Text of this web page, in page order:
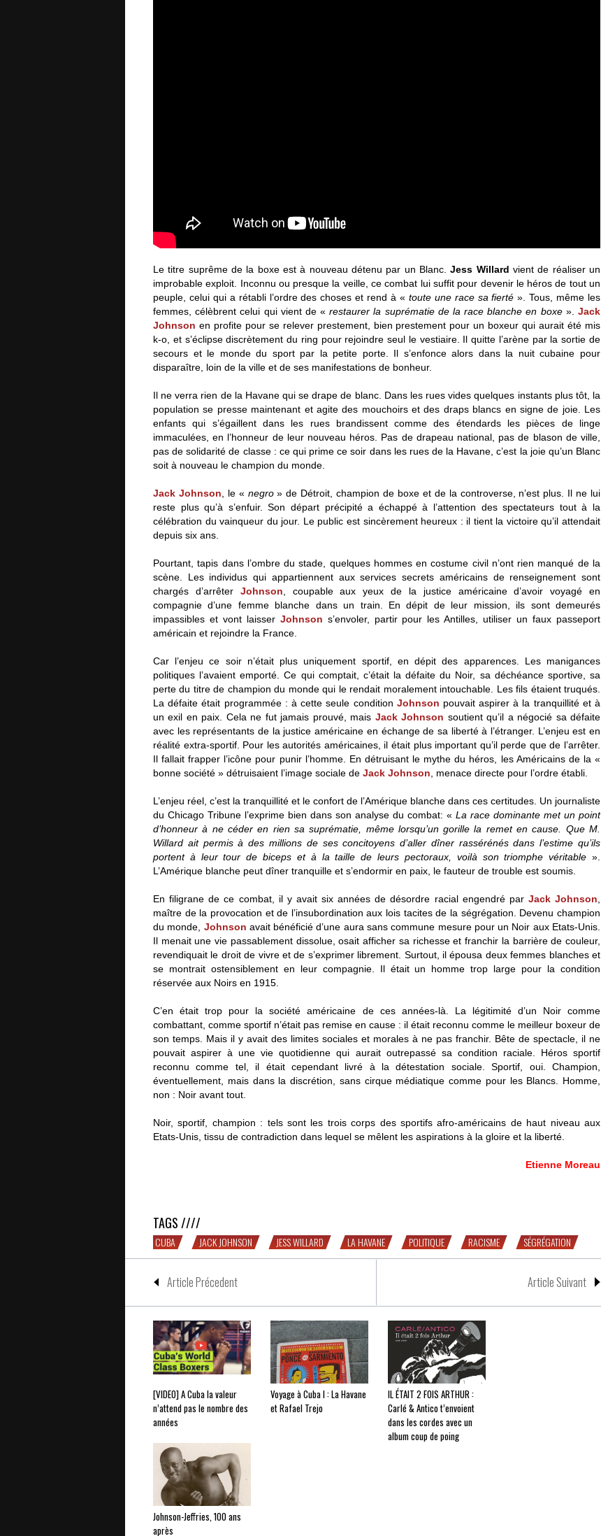
Le titre suprême de la boxe est à nouveau détenu par un Blanc.Jess Willard vient de réaliser un
improbable exploit. Inconnu ou presque la veille, ce combat lui suffit pour devenir le héros de tout un
peuple, celui qui a rétabli l’ordre des choses et rend à « toute une race sa fierté ». Tous, même les
femmes, célèbrent celui qui vient de «restaurer la suprématie de la race blanche en boxe».Jack
Johnson en profite pour se relever prestement, bien prestement pour un boxeur qui aurait été mis
k-o, et s’éclipse discrètement du ring pour rejoindre seul le vestiaire. Il quitte l’arène par la sortie de
secours et le monde du sport par la petite porte. Il s’enfonce alors dans la nuit cubaine pour
disparaître, loin de la ville et de ses manifestations de bonheur.
Il ne verra rien de la Havane qui se drape de blanc. Dans les rues vides quelques instants plus tôt, la
population se presse maintenant et agite des mouchoirs et des draps blancs en signe de joie. Les
enfants qui s’égaillent dans les rues brandissent comme des étendards les pièces de linge
immaculées, en l’honneur de leur nouveau héros. Pas de drapeau national, pas de blason de ville,
pas de solidarité de classe : ce qui prime ce soir dans les rues de la Havane, c’est la joie qu’un Blanc
soit à nouveau le champion du monde.
Jack Johnson , le « negro» de Détroit, champion de boxe et de la controverse, n’est plus. Il ne lui
reste plus qu’à s’enfuir. Son départ précipité a échappé à l’attention des spectateurs tout à la
célébration du vainqueur du jour. Le public est sincèrement heureux : il tient la victoire qu’il attendait
depuis six ans.
Pourtant, tapis dans l’ombre du stade, quelques hommes en costume civil n’ont rien manqué de la
scène. Les individus qui appartiennent aux services secrets américains de renseignement sont
chargés d’arrêter Johnson , coupable aux yeux de la justice américaine d’avoir voyagé en
compagnie d’une femme blanche dans un train. En dépit de leur mission, ils sont demeurés
impassibles et vont laisser Johnson s’envoler, partir pour les Antilles, utiliser un faux passeport
américain et rejoindre la France.
Car l’enjeu ce soir n’était plus uniquement sportif, en dépit des apparences. Les manigances
politiques l’avaient emporté. Ce qui comptait, c’était la défaite du Noir, sa déchéance sportive, sa
perte du titre de champion du monde qui le rendait moralement intouchable. Les fils étaient truqués.
La défaite était programmée : à cette seule condition Johnson pouvait aspirer à la tranquillité et à
un exil en paix. Cela ne fut jamais prouvé, mais Jack Johnson soutient qu’il a négocié sa défaite
avec les représentants de la justice américaine en échange de sa liberté à l’étranger. L’enjeu est en
réalité extra-sportif. Pour les autorités américaines, il était plus important qu’il perde que de l’arrêter.
Il fallait frapper l’icône pour punir l’homme. En détruisant le mythe du héros, les Américains de la «
bonne société » détruisaient l’image sociale de Jack Johnson , menace directe pour l’ordre établi.
L’enjeu réel, c’est la tranquillité et le confort de l’Amérique blanche dans ces certitudes. Un journaliste
du Chicago Tribune l’exprime bien dans son analyse du combat: « La race dominante met un point
d’honneur à ne céder en rien sa suprématie, même lorsqu’un gorille la remet en cause. Que M.
Willard ait permis à des millions de ses concitoyens d’aller dîner rassérénés dans l’estime qu’ils
portent à leur tour de biceps et à la taille de leurs pectoraux, voilà son triomphe véritable ».
L’Amérique blanche peut dîner tranquille et s’endormir en paix, le fauteur de trouble est soumis.
En filigrane de ce combat, il y avait six années de désordre racial engendré par Jack Johnson
maître de la provocation et de l’insubordination aux lois tacites de la ségrégation. Devenu champion
du monde, Johnson avait bénéficié d’une aura sans commune mesure pour un Noir aux Etats-Unis.
Il menait une vie passablement dissolue, osait afficher sa richesse et franchir la barrière de couleur,
revendiquait le droit de vivre et de s’exprimer librement. Surtout, il épousa deux femmes blanches et
se montrait ostensiblement en leur compagnie. Il était un homme trop large pour la condition
réservée aux Noirs en 1915.
C’en était trop pour la société américaine de ces années-là. La légitimité d’un Noir comme
combattant, comme sportif n’était pas remise en cause : il était reconnu comme le meilleur boxeur de
son temps. Mais il y avait des limites sociales et morales à ne pas franchir. Bête de spectacle, il ne
pouvait aspirer à une vie quotidienne qui aurait outrepassé sa condition raciale. Héros sportif
reconnu comme tel, il était cependant livré à la détestation sociale. Sportif, oui. Champion,
éventuellement, mais dans la discrétion, sans cirque médiatique comme pour les Blancs. Homme,
non : Noir avant tout.
Noir, sportif, champion : tels sont les trois corps des sportifs afro-américains de haut niveau aux
Etats-Unis, tissu de contradiction dans lequel se mêlent les aspirations à la gloire et la liberté.
Etienne Moreau
TAGS ////
CUBA JACK JOHNSON JESS WILLARD LA HAVANE POLITIQUE RACISME SÉGRÉGATION
Article Précedent Article Suivant
[VIDEO] A Cuba la valeur
n’attend pas le nombre des
années
Voyage à Cuba I : La Havane
et Rafael Trejo
IL ÉTAIT 2 FOIS ARTHUR :
Carlé & Antico t’envoient
dans les cordes avec un
album coup de poing
Johnson-Jeffries, 100 ans
après